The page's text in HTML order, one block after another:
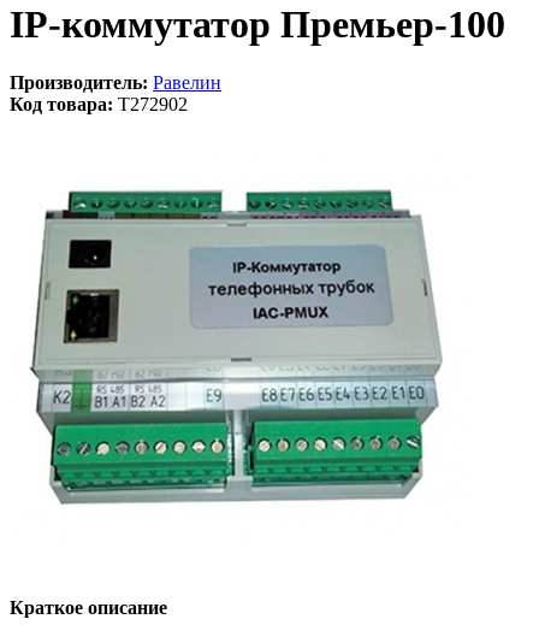
IP-коммутатор Премьер-100
Производитель: Равелин
Код товара: T272902
Краткое описание